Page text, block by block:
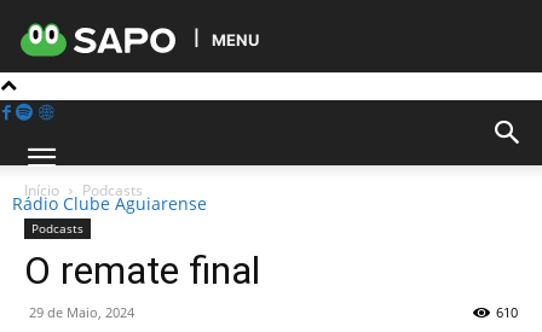
MENU
Rádio Clube Aguiarense
Início Podcasts
Podcasts
O remate final
29 de Maio, 2024 610